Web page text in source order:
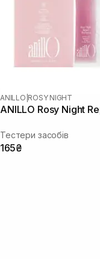
ANILLO ROSY NIGHT
ANILLO Rosy Night
Тестери засобів
165₴